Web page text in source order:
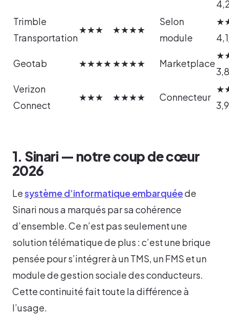
Trimble
Transportation
★★★ ★★★★
Selon
module
Geotab ★★★★★★★★ Marketplace
Verizon
Connect
★★★ ★★★★ Connecteur
1. Sinari — notre coup de cœur
2026
Lesystème d’informatique embarquéede
Sinari nous a marqués par sa cohérence
d’ensemble. Ce n’est pas seulement une
solution télématique de plus : c’est une brique
pensée pour s’intégrer à un TMS, un FMS et un
module de gestion sociale des conducteurs.
Cette continuité fait toute la différence à
l’usage.